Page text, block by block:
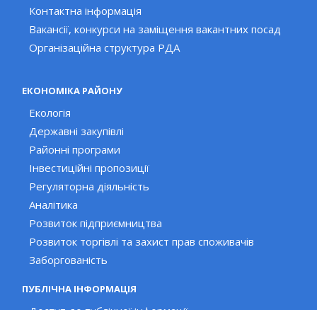
Контактна інформація
Вакансії, конкурси на заміщення вакантних посад
Організаційна структура РДА
ЕКОНОМІКА РАЙОНУ
Екологія
Державні закупівлі
Районні програми
Інвестиційні пропозиції
Регуляторна діяльність
Аналітика
Розвиток підприємництва
Розвиток торгівлі та захист прав споживачів
Заборгованість
ПУБЛІЧНА ІНФОРМАЦІЯ